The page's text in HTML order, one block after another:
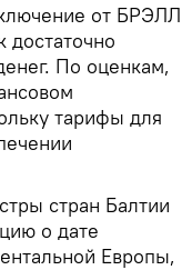
от БРЭЛЛ
достаточно
По оценкам,
тарифы для
стран Балтии
о дате
Европы,